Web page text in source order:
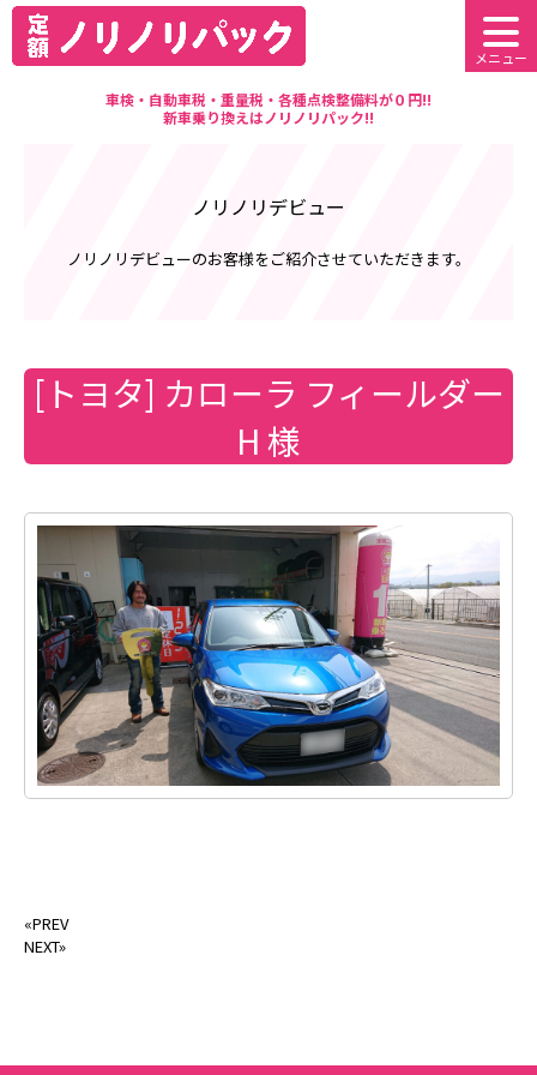
車検・自動車税・重量税・各種点検整備料が０円!!
新車乗り換えはノリノリパック!!
メニュー
ノリノリデビュー
ノリノリデビューのお客様をご紹介させていただきます。
[トヨタ] カローラ フィールダー
H 様
«PREV
NEXT»